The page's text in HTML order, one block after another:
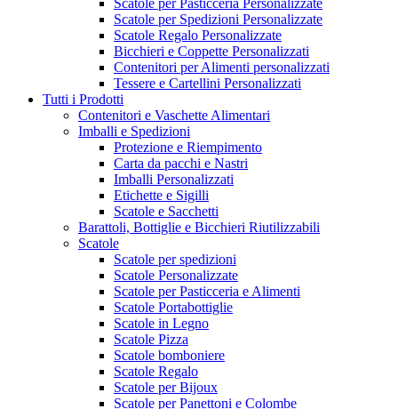
Scatole per Pasticceria Personalizzate
Scatole per Spedizioni Personalizzate
Scatole Regalo Personalizzate
Bicchieri e Coppette Personalizzati
Contenitori per Alimenti personalizzati
Tessere e Cartellini Personalizzati
Tutti i Prodotti
Contenitori e Vaschette Alimentari
Imballi e Spedizioni
Protezione e Riempimento
Carta da pacchi e Nastri
Imballi Personalizzati
Etichette e Sigilli
Scatole e Sacchetti
Barattoli, Bottiglie e Bicchieri Riutilizzabili
Scatole
Scatole per spedizioni
Scatole Personalizzate
Scatole per Pasticceria e Alimenti
Scatole Portabottiglie
Scatole in Legno
Scatole Pizza
Scatole bomboniere
Scatole Regalo
Scatole per Bijoux
Scatole per Panettoni e Colombe